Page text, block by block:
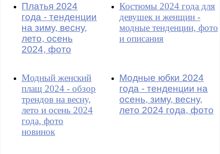
Платья 2024
года - тенденции
на зиму, весну,
лето, осень
2024, фото
Костюмы 2024 года для
девушек и женщин -
модные тенденции, фото
и описания
Модный женский
плащ 2024 - обзор
трендов на весну,
лето и осень 2024
года, фото
новинок
Модные юбки 2024
года - тенденции на
осень, зиму, весну,
лето 2024 года, фото